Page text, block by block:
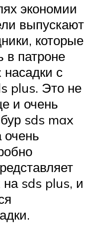
экономии
выпускают
которые
в патроне
с
plus. Это не
и очень
sds max
очень
на sds plus, и